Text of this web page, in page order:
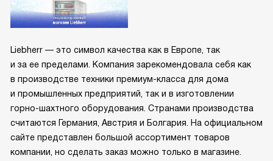
Liebherr — это символ качества как в Европе, так
и за ее пределами. Компания зарекомендовала себя как
в производстве техники премиум-класса для дома
и промышленных предприятий, так и в изготовлении
горно-шахтного оборудования. Странами производства
считаются Германия, Австрия и Болгария. На официальном
сайте представлен большой ассортимент товаров
компании, но сделать заказ можно только в магазине.